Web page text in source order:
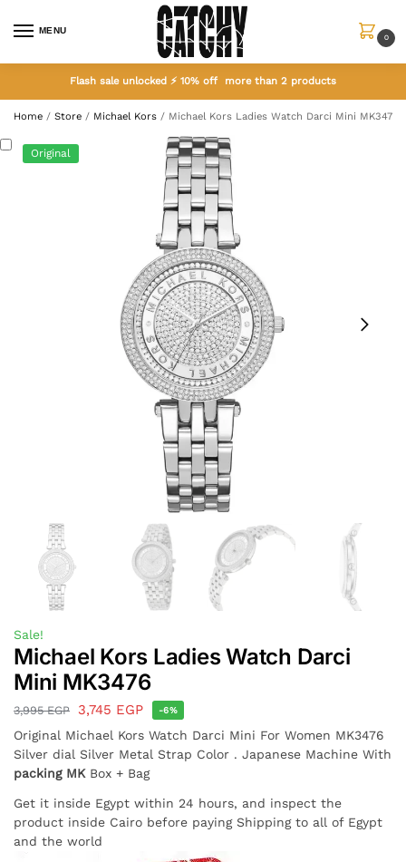
MENU
0
Flash sale unlocked ⚡ 10% off more than 2 products
Home / Store / Michael Kors / Michael Kors Ladies Watch Darci Mini MK3476
Original
Sale!
Michael Kors Ladies Watch Darci
Mini MK3476
3,995EGP 3,745 EGP -6%
Original Michael Kors Watch Darci Mini For Women MK3476
Silver dial Silver Metal Strap Color . Japanese Machine With
packing MK Box + Bag
Get it inside Egypt within 24 hours, and inspect the
product inside Cairo before paying Shipping to all of Egypt
and the world